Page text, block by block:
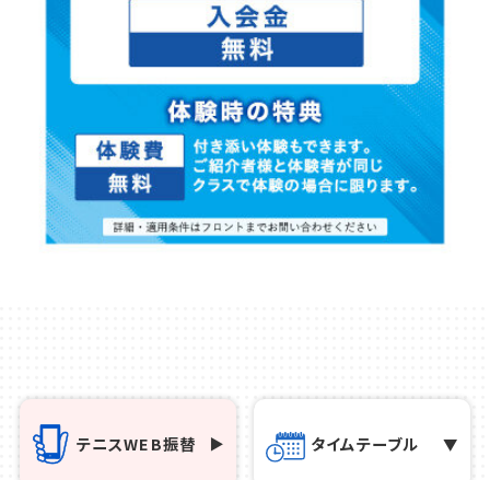
テニスWEB振替 タイムテーブル